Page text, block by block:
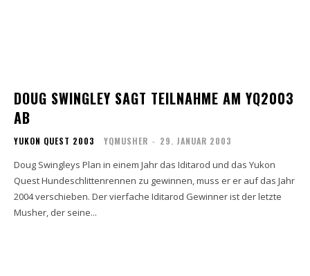
DOUG SWINGLEY SAGT TEILNAHME AM YQ2003
AB
YUKON QUEST 2003 YQMUSHER - 29. JANUAR 2003
Doug Swingleys Plan in einem Jahr das Iditarod und das Yukon
Quest Hundeschlittenrennen zu gewinnen, muss er er auf das Jahr
2004 verschieben. Der vierfache Iditarod Gewinner ist der letzte
Musher, der seine...